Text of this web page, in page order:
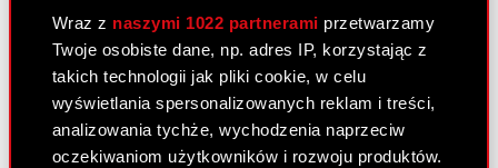
Wraz z naszymi 1022 partnerami przetwarzamy
Twoje osobiste dane, np. adres IP, korzystając z
takich technologii jak pliki cookie, w celu
wyświetlania spersonalizowanych reklam i treści,
analizowania tychże, wychodzenia naprzeciw
oczekiwaniom użytkowników i rozwoju produktów.
PDF Korekta raportu okresowego
PDF Sprawozdanie finansowe 2009